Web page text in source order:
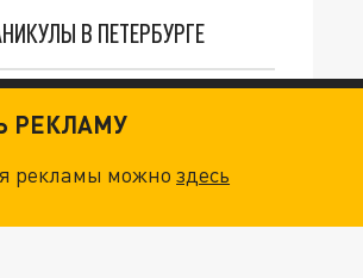
В ПЕТЕРБУРГЕ
РЕКЛАМУ
рекламы можноздесь